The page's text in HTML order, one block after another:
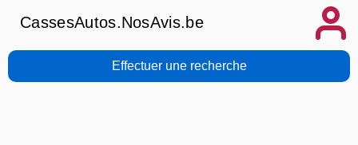
CassesAutos.NosAvis.be
Effectuer une recherche